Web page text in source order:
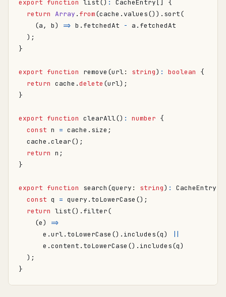
export function list() : CacheEntry
{
return Array . from(cache .values()). sort(
(a, b) => b . fetchedAt - a . fetchedAt
);
}
export function remove (url: string) : boolean
{
return cache .delete (url);
}
export function clearAll() : number {
const n = cache . size ;
cache .clear();
return n ;
}
export function search (query : string) : CacheEntry
const q = query . toLowerCase ();
return list(). filter(
(e)
=>
e .url. toLowerCase (). includes(q)
e .content . toLowerCase (). includes(q)
);
}